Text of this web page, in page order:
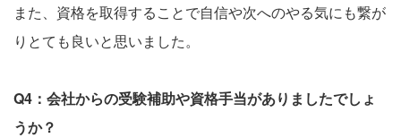
また、資格を取得することで自信や次へのやる気にも繋が
りとても良いと思いました。
Q4：会社からの受験補助や資格手当がありましたでしょ
うか？